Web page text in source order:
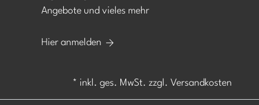
Angebote und vieles mehr
Hier anmelden
* inkl. ges. MwSt. zzgl. Versandkosten